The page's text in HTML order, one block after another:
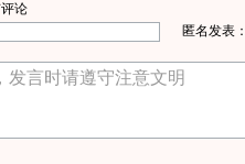
论
匿名发表